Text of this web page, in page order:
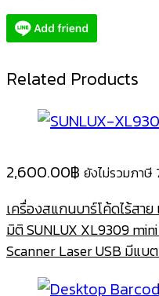
Related Products
2,600.00฿ ยังไม่รวมภาษี
เครื่องสแกนบาร์โค้ดไร้สาย
มิติ SUNLUX XL9309
Scanner Laser USB มีแบ